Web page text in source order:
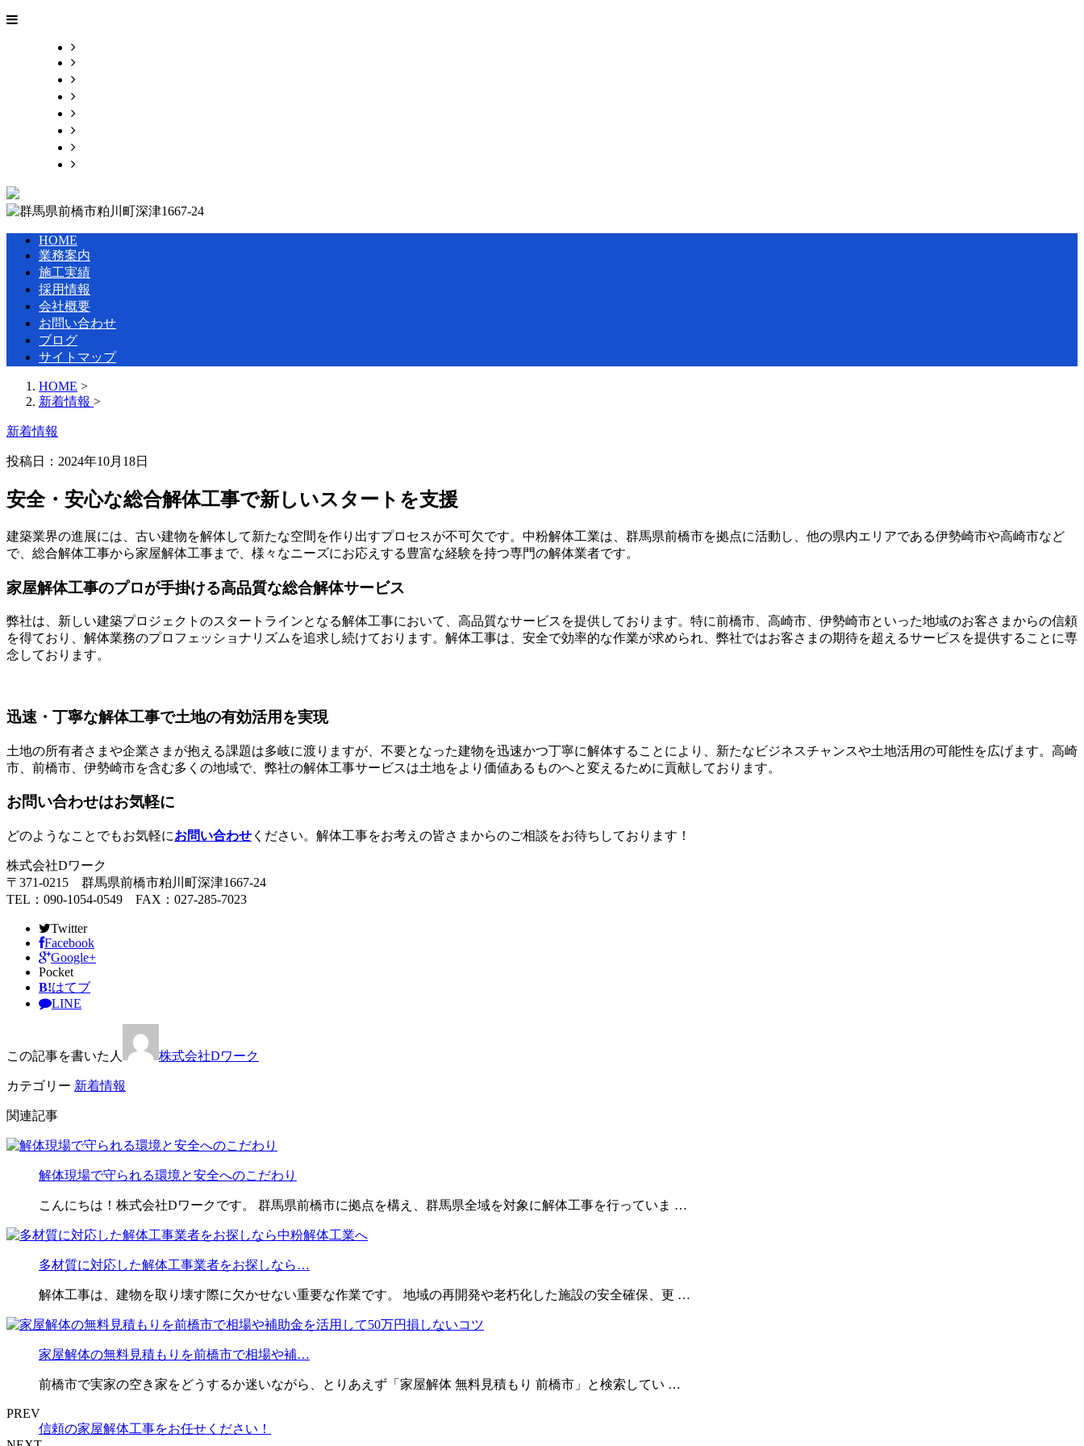
HOME
業務案内
施工実績
採用情報
会社概要
お問い合わせ
ブログ
サイトマップ
HOME >
新着情報 >
新着情報
投稿日：2024年10月18日
安全・安心な総合解体工事で新しいスタートを支援
建築業界の進展には、古い建物を解体して新たな空間を作り出すプロセスが不可欠です。中粉解体工業は、群馬県前橋市を拠点に活動し、他の県内エリアである伊勢崎市や高崎市など
で、総合解体工事から家屋解体工事まで、様々なニーズにお応えする豊富な経験を持つ専門の解体業者です。
家屋解体工事のプロが手掛ける高品質な総合解体サービス
弊社は、新しい建築プロジェクトのスタートラインとなる解体工事において、高品質なサービスを提供しております。特に前橋市、高崎市、伊勢崎市といった地域のお客さまからの信頼
を得ており、解体業務のプロフェッショナリズムを追求し続けております。解体工事は、安全で効率的な作業が求められ、弊社ではお客さまの期待を超えるサービスを提供することに専
念しております。
迅速・丁寧な解体工事で土地の有効活用を実現
土地の所有者さまや企業さまが抱える課題は多岐に渡りますが、不要となった建物を迅速かつ丁寧に解体することにより、新たなビジネスチャンスや土地活用の可能性を広げます。高崎
市、前橋市、伊勢崎市を含む多くの地域で、弊社の解体工事サービスは土地をより価値あるものへと変えるために貢献しております。
お問い合わせはお気軽に
どのようなことでもお気軽にお問い合わせ ください。解体工事をお考えの皆さまからのご相談をお待ちしております！
株式会社Dワーク
〒371-0215 群馬県前橋市粕川町深津1667-24
TEL：090-1054-0549 FAX：027-285-7023
Twitter
Facebook
Google+
Pocket
B!はてブ
LINE
この記事を書いた人 株式会社Dワーク
カテゴリー 新着情報
関連記事
解体現場で守られる環境と安全へのこだわり
こんにちは！株式会社Dワークです。 群馬県前橋市に拠点を構え、群馬県全域を対象に解体工事を行っていま …
多材質に対応した解体工事業者をお探しなら…
解体工事は、建物を取り壊す際に欠かせない重要な作業です。 地域の再開発や老朽化した施設の安全確保、更 …
家屋解体の無料見積もりを前橋市で相場や補…
前橋市で実家の空き家をどうするか迷いながら、とりあえず「家屋解体 無料見積もり 前橋市」と検索してい …
PREV
信頼の家屋解体工事をお任せください！